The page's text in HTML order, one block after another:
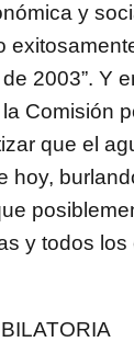
y
2003”. Y
Comisión
que el
hoy,
y todos